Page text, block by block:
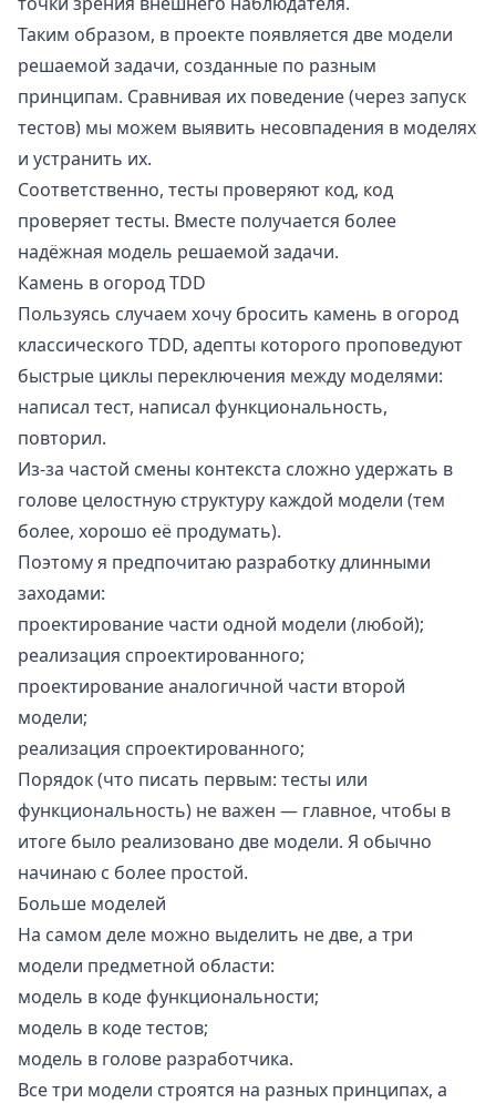
Таким образом, в проекте появляется две модели
решаемой задачи, созданные по разным
принципам. Сравнивая их поведение (через запуск
тестов) мы можем выявить несовпадения в моделях
и устранить их.
Соответственно, тесты проверяют код, код
проверяет тесты. Вместе получается более
надёжная модель решаемой задачи.
Камень в огород TDD
Пользуясь случаем хочу бросить камень в огород
классического TDD, адепты которого проповедуют
быстрые циклы переключения между моделями:
написал тест, написал функциональность,
повторил.
Из-за частой смены контекста сложно удержать в
голове целостную структуру каждой модели (тем
более, хорошо её продумать).
Поэтому я предпочитаю разработку длинными
заходами:
проектирование части одной модели (любой);
реализация спроектированного;
проектирование аналогичной части второй
модели;
реализация спроектированного;
Порядок (что писать первым: тесты или
функциональность) не важен — главное, чтобы в
итоге было реализовано две модели. Я обычно
начинаю с более простой.
Больше моделей
На самом деле можно выделить не две, а три
модели предметной области:
модель в коде функциональности;
модель в коде тестов;
модель в голове разработчика.
Все три модели строятся на разных принципах, а